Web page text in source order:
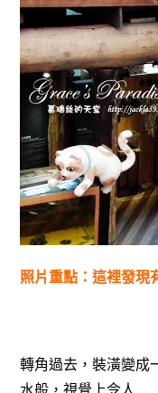
照片重點：這裡發現
轉角過去，裝潢變成